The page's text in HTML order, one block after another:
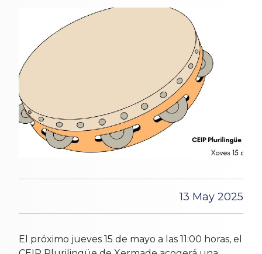
13 May 2025
El próximo jueves 15 de mayo a las 11:00 horas, el